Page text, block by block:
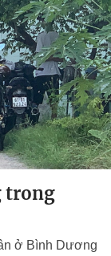
trong
ở Bình Dương